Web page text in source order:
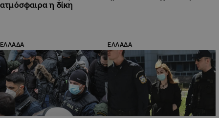
ατμόσφαιρα η δίκη
ΕΛΛΑΔΑ ΕΛΛΑΔΑ